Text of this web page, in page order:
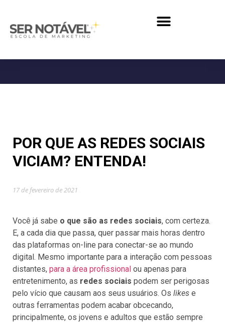
POR QUE AS REDES SOCIAIS
VICIAM? ENTENDA!
17 de fevereiro de 2021
Você já sabe o que são as redes sociais, com certeza.
E, a cada dia que passa, quer passar mais horas dentro
das plataformas on-line para conectar-se ao mundo
digital. Mesmo importante para a interação com pessoas
distantes, para a área profissional ou apenas para
entretenimento, as redes sociais podem ser perigosas
pelo vício que causam aos seus usuários. Os likes e
outras ferramentas podem acabar obcecando,
principalmente, os jovens e adultos que estão sempre